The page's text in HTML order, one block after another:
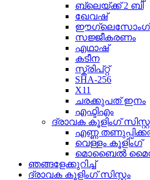
ബ്ലെയ്ക്ക് 2 ബി
ഖേവഷ്
ഈഗ്ലെസോംഗ്
സജ്ജീകരണം
എഥാഷ്
കടീന
സ്ക്രിപ്റ്റ്
SHA-256
X11
ചരക്കുപത് ഇനം
എഫ്ടിഎം
ദ്രാവക കൂളിംഗ്
എണ്ണ
വെള്ളം കൂളിംഗ്
മൊബൈൽ
ഞങ്ങളേക്കുറിച്ച്
ദ്രാവക കൂളിംഗ് സിസ്റ്റം